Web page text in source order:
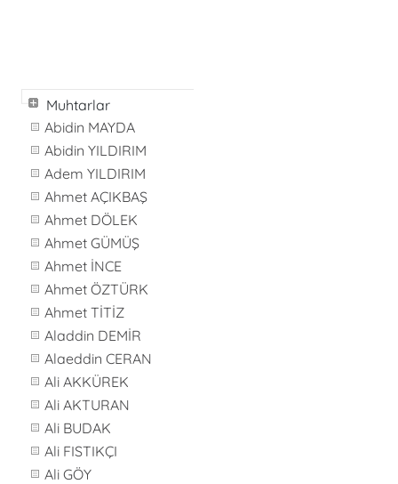
Muhtarlar
Abidin MAYDA
Abidin YILDIRIM
Adem YILDIRIM
Ahmet AÇIKBAŞ
Ahmet DÖLEK
Ahmet GÜMÜŞ
Ahmet İNCE
Ahmet ÖZTÜRK
Ahmet TİTİZ
Aladdin DEMİR
Alaeddin CERAN
Ali AKKÜREK
Ali AKTURAN
Ali BUDAK
Ali FISTIKÇI
Ali GÖY